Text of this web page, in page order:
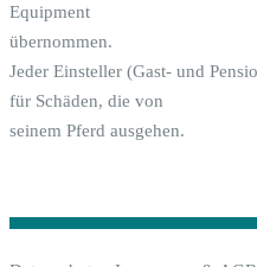
Equipment
übernommen.
Jeder Einsteller (Gast- und
für Schäden, die von
seinem Pferd ausgehen.